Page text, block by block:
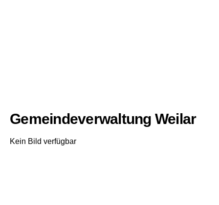
Gemeindeverwaltung Weilar
Kein Bild verfügbar